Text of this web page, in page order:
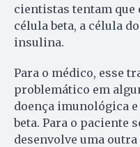
cientistas tentam que
célula beta, a célula
insulina.
Para o médico, esse
problemático em
doença imunológica
beta. Para o paciente
desenvolve uma outra